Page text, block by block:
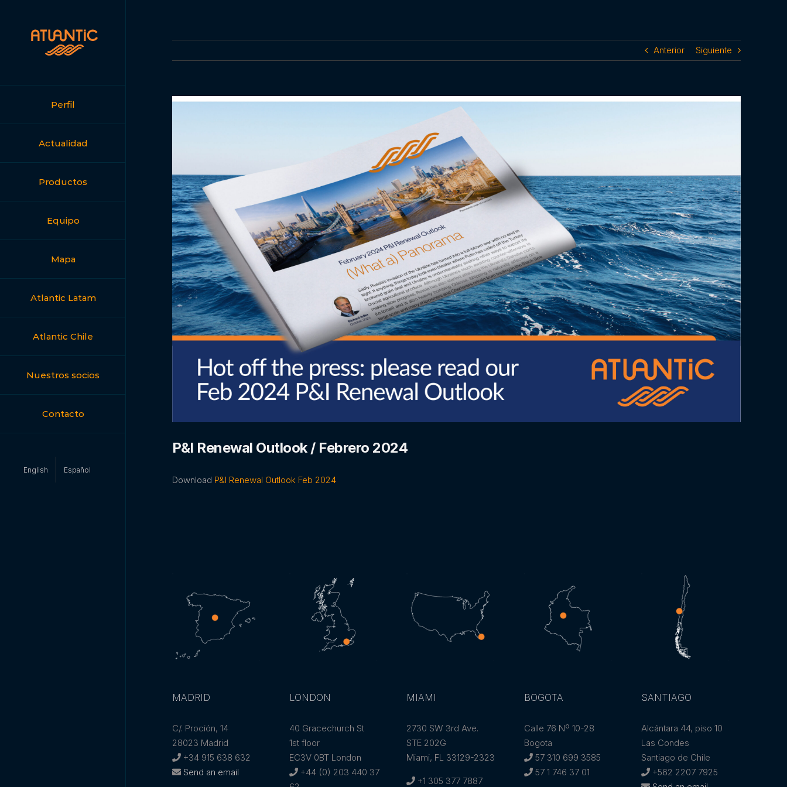
contenido
Perfil
Actualidad
Productos
Equipo
Mapa
Atlantic Latam
Atlantic Chile
Nuestros socios
Contacto
English Español
Anterior Siguiente
P&I Renewal Outlook / Febrero 2024
Download P&I Renewal Outlook Feb 2024
MADRID
C/. Proción, 14
28023 Madrid
+34 915 638 632
Send an email
LONDON
40 Gracechurch St
1st floor
EC3V 0BT London
+44 (0) 203 440 37
MIAMI
2730 SW 3rd Ave.
STE 202G
Miami, FL 33129-2323
+1 305 377 7887
BOGOTA
Calle 76 Nº 10-28
Bogota
57 310 699 3585
57 1 746 37 01
SANTIAGO
Alcántara 44, piso 10
Las Condes
Santiago de Chile
+562 2207 7925